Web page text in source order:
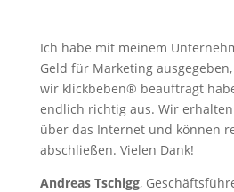
Ich habe mit meinem
Geld für Marketing
wir klickbeben® beauftragt
endlich richtig aus. Wir
über das Internet und können
abschließen. Vielen Dank!
Andreas Tschigg,